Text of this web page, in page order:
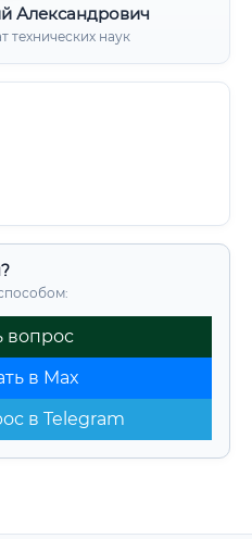
Александрович
технических наук
вопрос
в Max
в Telegram